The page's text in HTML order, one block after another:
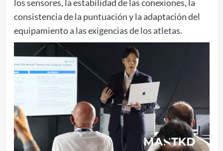
los sensores, la estabilidad de las conexiones, la
consistencia de la puntuación y la adaptación del
equipamiento a las exigencias de los atletas.